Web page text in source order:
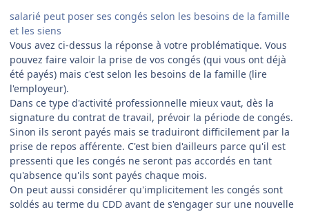
salarié peut poser ses congés selon les besoins de la famille
et les siens
Vous avez ci-dessus la réponse à votre problématique. Vous
pouvez faire valoir la prise de vos congés (qui vous ont déjà
été payés) mais c'est selon les besoins de la famille (lire
l'employeur).
Dans ce type d'activité professionnelle mieux vaut, dès la
signature du contrat de travail, prévoir la période de congés.
Sinon ils seront payés mais se traduiront difficilement par la
prise de repos afférente. C'est bien d'ailleurs parce qu'il est
pressenti que les congés ne seront pas accordés en tant
qu'absence qu'ils sont payés chaque mois.
On peut aussi considérer qu'implicitement les congés sont
soldés au terme du CDD avant de s'engager sur une nouvelle